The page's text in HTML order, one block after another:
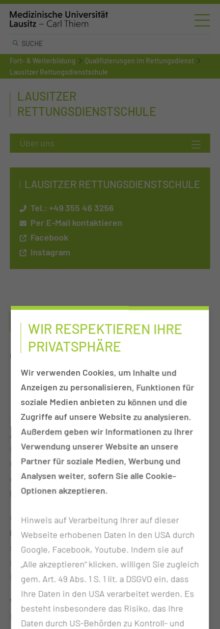
Fort- & Weiterbildung
Qualifizierungen im Rettungsdienst
Lausitzer Rettungsdienstschule
LAUSITZER
RETTUNGSDIENSTSCHULE
LAUSITZER RETTUNGSDIENSTSCHULE
Tel.: +49 355 46 3256
Per E-Mail kontaktieren
Facebook
Instagram
RETTUNGSDIENSTSCHULE!
Unsere Geschichte: Gemeinsam stark seit 2020
der MUL-Akademie.
Nach intensiver Vorbereitungszeit öffneten wir
Anfang 2020 unsere Türen und starteten den
Betrieb unter derCTK-Akademie.Seit der
Umstrukturierung im Jahr 2024 sind wir stolz
darauf, alsAkademie derMUL- CTweiterhin
hochwertige Ausbildungen zu bieten.
Unser Schwerpunkt liegt auf derAusbildung von
Notfallsanitäterinnen und Notfallsanitätern–
sowohl in Vollzeit als auch in Teilzeit – und das
speziell für die Rettungsdienstträger unserer
Region.
Vielfalt im Portfolio – Fortschritt für alle
Ergänzend dazu bieten wir:
WIR RESPEKTIEREN IHRE
PRIVATSPHÄRE
Wir verwenden Cookies, um Inhalte und
Anzeigen zu personalisieren, Funktionen für
soziale Medien anbieten zu können und die
Zugriffe auf unsere Website zu analysieren.
Außerdem geben wir Informationen zu Ihrer
Verwendung unserer Website an unsere
Partner für soziale Medien, Werbung und
Analysen weiter, sofern Sie alle Cookie-
Optionen akzeptieren.
Hinweis auf Verarbeitung Ihrer auf dieser
Webseite erhobenen Daten in den USA durch
Google, Facebook, Youtube. Indem sie auf
„Alle akzeptieren“ klicken, willigen Sie zugleich
gem. Art. 49 Abs. 1 S. 1 lit. a DSGVO ein, dass
Ihre Daten in den USA verarbeitet werden. Es
besteht insbesondere das Risiko, das Ihre
Daten durch US-Behörden zu Kontroll- und